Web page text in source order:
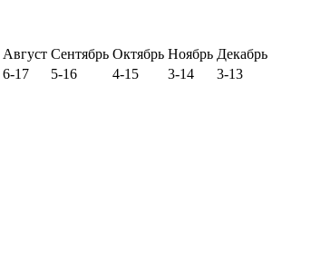
Август Сентябрь Октябрь Ноябрь Декабрь
6-17 5-16 4-15 3-14
3-13